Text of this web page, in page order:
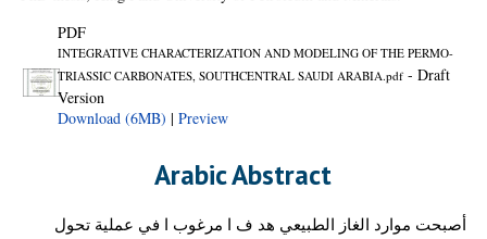
PDF
INTEGRATIVE CHARACTERIZATION AND MODELING OF THE PERMO-
TRIASSIC CARBONATES, SOUTHCENTRAL SAUDI ARABIA.pdf - Draft
Version
Download (6MB) |Preview
Arabic Abstract
أصبحت موارد الغاز الطبيعي هد ف ا مرغوب ا في عملية تحول